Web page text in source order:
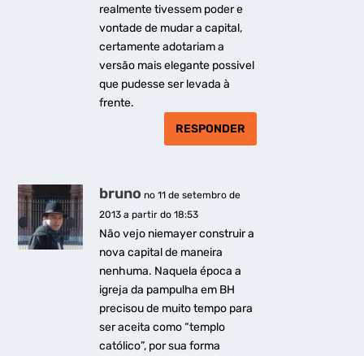
realmente tivessem poder e
vontade de mudar a capital,
certamente adotariam a
versão mais elegante possivel
que pudesse ser levada à
frente.
RESPONDER
bruno no 11 de setembro de
2013 a partir do 18:53
Não vejo niemayer construir a
nova capital de maneira
nenhuma. Naquela época a
igreja da pampulha em BH
precisou de muito tempo para
ser aceita como “templo
católico”, por sua forma